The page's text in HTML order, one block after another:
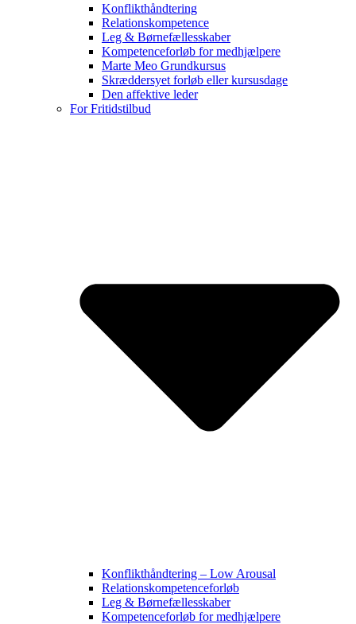
Konflikthåndtering
Relationskompetence
Leg & Børnefællesskaber
Kompetenceforløb for medhjælpere
Marte Meo Grundkursus
Skræddersyet forløb eller kursusdage
Den affektive leder
For Fritidstilbud
Konflikthåndtering – Low Arousal
Relationskompetenceforløb
Leg & Børnefællesskaber
Kompetenceforløb for medhjælpere